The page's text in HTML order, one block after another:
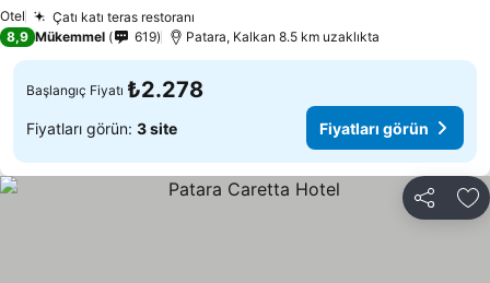
Otel Çatı katı teras restoranı
8,9 Mükemmel 619 Patara, Kalkan 8.5 km uzaklıkta
Başlangıç Fiyatı ₺2.278
Fiyatları görün: 3 site Fiyatları görün
Paylaş